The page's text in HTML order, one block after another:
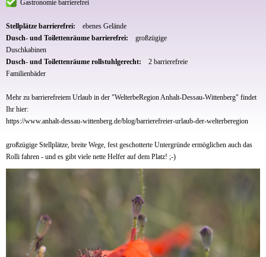
Gastronomie barrierefrei
Stellplätze barrierefrei:
ebenes Gelände
Dusch- und Toilettenräume barrierefrei:
großzügige
Duschkabinen
Dusch- und Toilettenräume rollstuhlgerecht:
2 barrierefreie
Familienbäder
Mehr zu barrierefreiem Urlaub in der "WelterbeRegion Anhalt-Dessau-Wittenberg" findet
Ihr hier:
https://www.anhalt-dessau-wittenberg.de/blog/barrierefreier-urlaub-der-welterberegion
großzügige Stellplätze, breite Wege, fest geschotterte Untergründe ermöglichen auch das
Rolli fahren - und es gibt viele nette Helfer auf dem Platz! ;-)